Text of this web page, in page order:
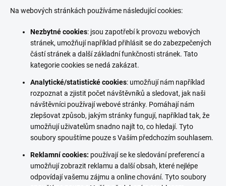
Na webových stránkách používáme následující cookies:
Nezbytné cookies: jsou zapotřebí k provozu webových
stránek, umožňují například přihlásit se do zabezpečených
částí stránek a další základní funkčnosti stránek. Tato
kategorie cookies se nedá zakázat.
Analytické/statistické cookies: umožňují nám například
rozpoznat a zjistit počet návštěvníků a sledovat, jak naši
návštěvníci používají webové stránky. Pomáhají nám
zlepšovat způsob, jakým stránky fungují, například tak, že
umožňují uživatelům snadno najít to, co hledají. Tyto
soubory spouštíme pouze s Vaším předchozím souhlasem.
Reklamní cookies: používají se ke sledování preferencí a
umožňují zobrazit reklamu a další obsah, které nejlépe
odpovídají vašemu zájmu a online chování. Tyto soubory